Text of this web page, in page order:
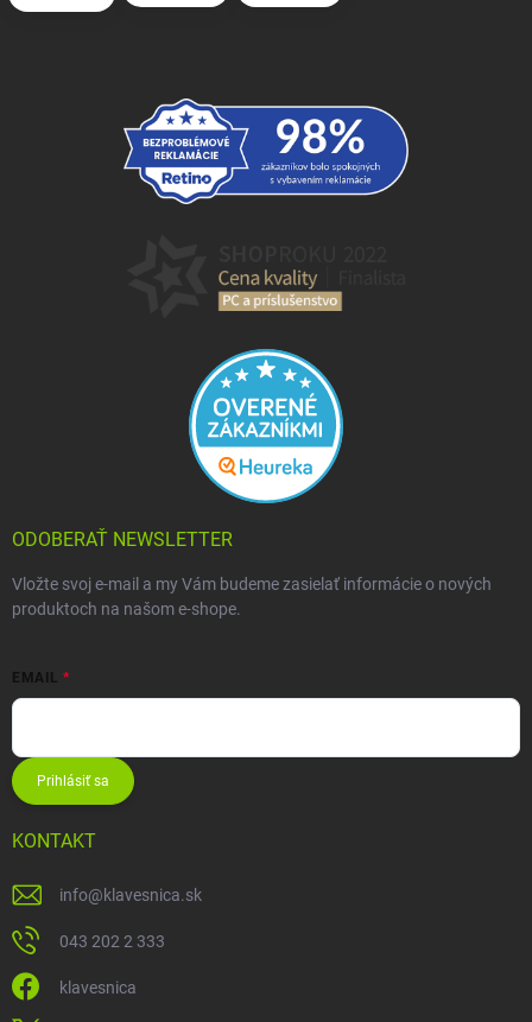
ODOBERAŤ NEWSLETTER
Vložte svoj e-mail a my Vám budeme zasielať informácie o nových
produktoch na našom e-shope.
EMAIL
Prihlásiť sa
KONTAKT
info@klavesnica.sk
043 202 2 333
klavesnica